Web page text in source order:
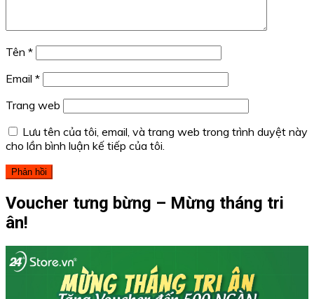
Tên *
Email *
Trang web
Lưu tên của tôi, email, và trang web trong trình duyệt này
cho lần bình luận kế tiếp của tôi.
Voucher tưng bừng – Mừng tháng tri
ân!